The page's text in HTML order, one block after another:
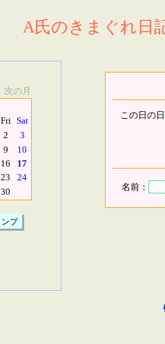
A氏のきまぐれ日
次の月
Fri Sat
2
3
9
10
16
17
23
24
30
この日の
名前：